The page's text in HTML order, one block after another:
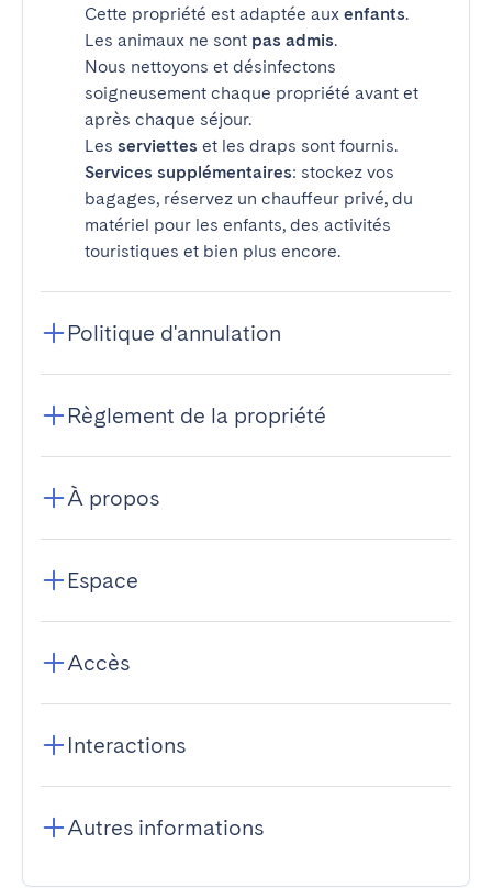
Cette propriété est adaptée aux enfants.
Les animaux ne sont pas admis.
Nous nettoyons et désinfectons
soigneusement chaque propriété avant et
après chaque séjour.
Les serviettes et les draps sont fournis.
Services supplémentaires: stockez vos
bagages, réservez un chauffeur privé, du
matériel pour les enfants, des activités
touristiques et bien plus encore.
Politique d'annulation
Règlement de la propriété
À propos
Espace
Accès
Interactions
Autres informations